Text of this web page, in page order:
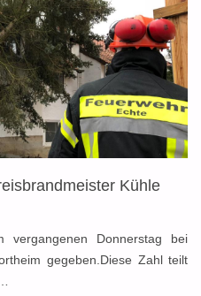
Kühle
Donnerstag bei
gegeben.Diese Zahl teilt